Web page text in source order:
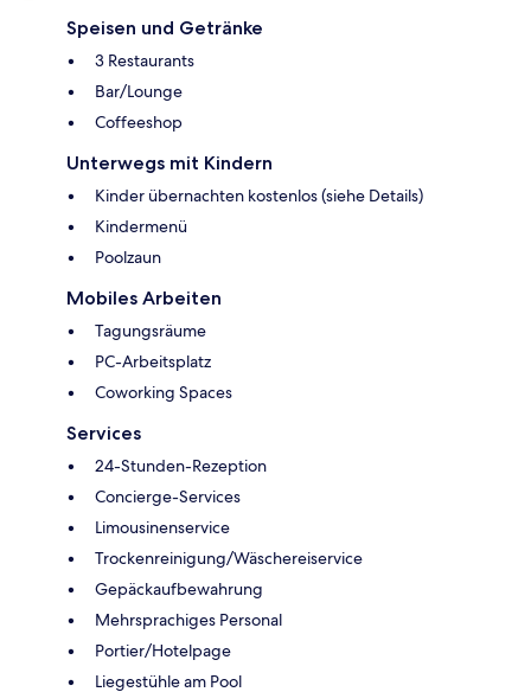
Speisen und Getränke
3 Restaurants
Bar/Lounge
Coffeeshop
Unterwegs mit Kindern
Kinder übernachten kostenlos (siehe Details)
Kindermenü
Poolzaun
Mobiles Arbeiten
Tagungsräume
PC-Arbeitsplatz
Coworking Spaces
Services
24-Stunden-Rezeption
Concierge-Services
Limousinenservice
Trockenreinigung/Wäschereiservice
Gepäckaufbewahrung
Mehrsprachiges Personal
Portier/Hotelpage
Liegestühle am Pool